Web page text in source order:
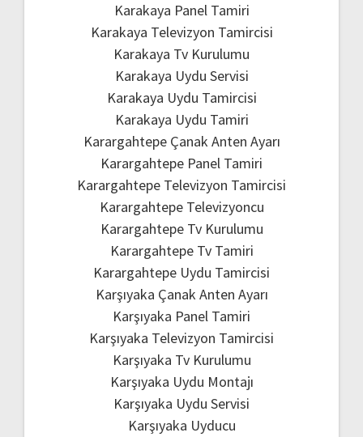
Karakaya Panel Tamiri
Karakaya Televizyon Tamircisi
Karakaya Tv Kurulumu
Karakaya Uydu Servisi
Karakaya Uydu Tamircisi
Karakaya Uydu Tamiri
Karargahtepe Çanak Anten Ayarı
Karargahtepe Panel Tamiri
Karargahtepe Televizyon Tamircisi
Karargahtepe Televizyoncu
Karargahtepe Tv Kurulumu
Karargahtepe Tv Tamiri
Karargahtepe Uydu Tamircisi
Karşıyaka Çanak Anten Ayarı
Karşıyaka Panel Tamiri
Karşıyaka Televizyon Tamircisi
Karşıyaka Tv Kurulumu
Karşıyaka Uydu Montajı
Karşıyaka Uydu Servisi
Karşıyaka Uyducu